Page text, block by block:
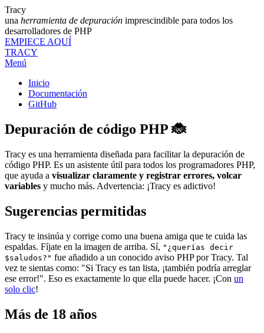
Tracy
una herramienta de depuración imprescindible para todos los
desarrolladores de PHP
EMPIECE AQUÍ
TRACY
Menú
Inicio
Documentación
GitHub
Depuración de código PHP 🐞
Tracy es una herramienta diseñada para facilitar la depuración de
código PHP. Es un asistente útil para todos los programadores PHP,
que ayuda a visualizar claramente y registrar errores, volcar
variables y mucho más. Advertencia: ¡Tracy es adictivo!
Sugerencias permitidas
Tracy te insinúa y corrige como una buena amiga que te cuida las
espaldas. Fíjate en la imagen de arriba. Sí, "¿querías decir
$saludos?" fue añadido a un conocido aviso PHP por Tracy. Tal
vez te sientas como: "Si Tracy es tan lista, ¡también podría arreglar
ese error!". Eso es exactamente lo que ella puede hacer. ¡Con un
solo clic!
Más de 18 años